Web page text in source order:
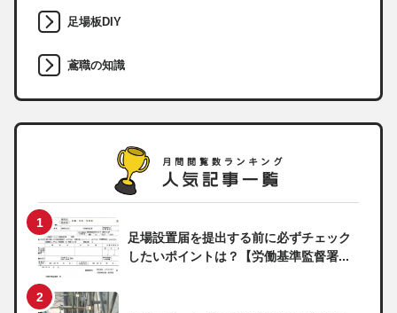
足場板DIY
鳶職の知識
足場設置届を提出する前に必ずチェック
したいポイントは？【労働基準監督署...